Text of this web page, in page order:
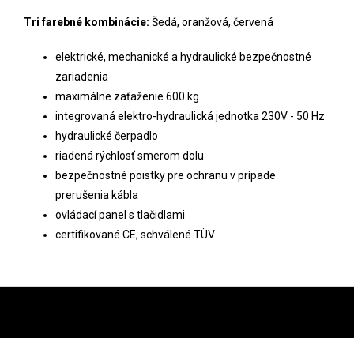
Tri farebné kombinácie: Šedá, oranžová, červená
elektrické, mechanické a hydraulické bezpečnostné
zariadenia
maximálne zaťaženie 600 kg
integrovaná elektro-hydraulická jednotka 230V - 50 Hz
hydraulické čerpadlo
riadená rýchlosť smerom dolu
bezpečnostné poistky pre ochranu v prípade
prerušenia kábla
ovládací panel s tlačidlami
certifikované CE, schválené TÜV